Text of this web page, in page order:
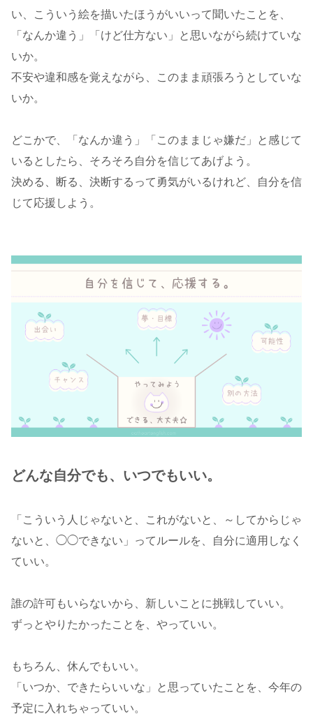
い、こういう絵を描いたほうがいいって聞いたことを、
「なんか違う」「けど仕方ない」と思いながら続けていな
いか。
不安や違和感を覚えながら、このまま頑張ろうとしていな
いか。
どこかで、「なんか違う」「このままじゃ嫌だ」と感じて
いるとしたら、そろそろ自分を信じてあげよう。
決める、断る、決断するって勇気がいるけれど、自分を信
じて応援しよう。
どんな自分でも、いつでもいい。
「こういう人じゃないと、これがないと、～してからじゃ
ないと、◯◯できない」ってルールを、自分に適用しなく
ていい。
誰の許可もいらないから、新しいことに挑戦していい。
ずっとやりたかったことを、やっていい。
もちろん、休んでもいい。
「いつか、できたらいいな」と思っていたことを、今年の
予定に入れちゃっていい。